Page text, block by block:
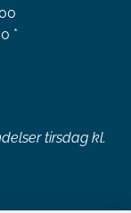
*
tirsdag kl.